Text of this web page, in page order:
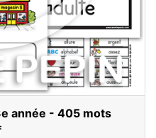
année - 405 mots